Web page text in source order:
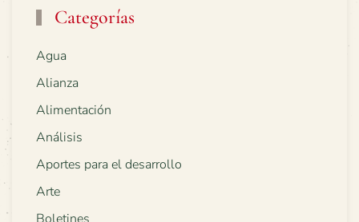
Categorías
Agua
Alianza
Alimentación
Análisis
Aportes para el desarrollo
Arte